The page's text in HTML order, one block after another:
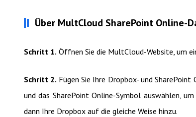
Über MultCloud SharePoint Online-
Schritt 1. Öffnen Sie die MultCloud-Website, um
Schritt 2. Fügen Sie Ihre Dropbox- und
und das SharePoint Online-Symbol auswählen,
dann Ihre Dropbox auf die gleiche Weise hinzu.